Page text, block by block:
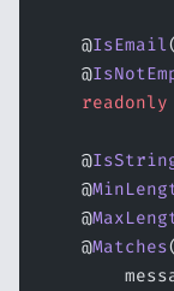
    @
IsEmail
    @
    readonly
    @
    @
    @
    @
Matches(